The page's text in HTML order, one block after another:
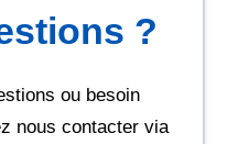
?
ou besoin
nous contacter via